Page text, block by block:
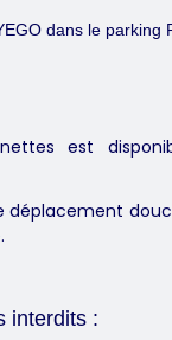
dans le parking
est
déplacement
interdits :